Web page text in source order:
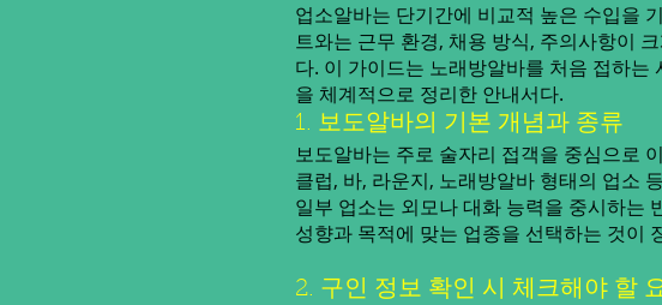
업소알바는 단기간에 비교적 높은 수입을
트와는 근무 환경, 채용 방식, 주의사항이
다. 이 가이드는 노래방알바를 처음 접하
을 체계적으로 정리한 안내서다.
1. 보도알바의 기본 개념과 종류
보도알바는 주로 술자리 접객을 중심으로
클럽, 바, 라운지, 노래방알바 형태의 업소
일부 업소는 외모나 대화 능력을 중시하는
성향과 목적에 맞는 업종을 선택하는 것이
2. 구인 정보 확인 시 체크해야 할